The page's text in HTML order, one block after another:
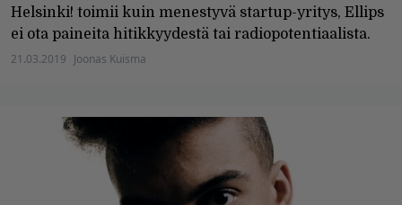
Helsinki! toimii kuin menestyvä startup-yritys, Ellips
ei ota paineita hitikkyydestä tai radiopotentiaalista.
21.03.2019 Joonas Kuisma